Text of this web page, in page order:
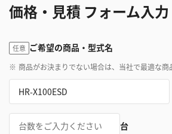
価格・見積 フォーム入力
任意 ご希望の商品・型式名
※ 商品がお決まりでない場合は、当社で最適な商
台